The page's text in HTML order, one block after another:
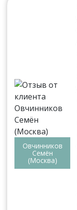
Овчинников
Семён
(Москва)